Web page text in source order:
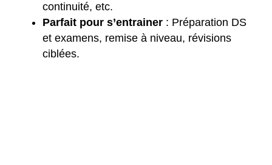
continuité, etc.
Parfait pour s’entrainer : Préparation DS
et examens, remise à niveau, révisions
ciblées.